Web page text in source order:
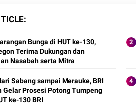
Bunga di HUT ke-130,
Terima Dukungan dan
Nasabah serta Mitra
Sabang sampai Merauke, BRI
Gelar Prosesi Potong Tumpeng
ke-130 BRI